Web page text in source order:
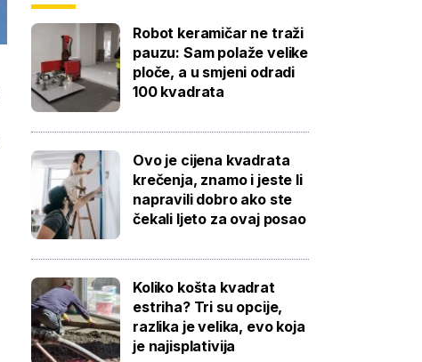
Robot keramičar ne traži
pauzu: Sam polaže velike
ploče, a u smjeni odradi
100 kvadrata
Ovo je cijena kvadrata
krečenja, znamo i jeste li
napravili dobro ako ste
čekali ljeto za ovaj posao
Koliko košta kvadrat
estriha? Tri su opcije,
razlika je velika, evo koja
je najisplativija